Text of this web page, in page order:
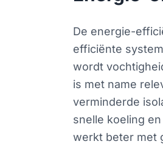
De energie-
efficiënte
wordt
is met name
verminderde
snelle koeling
werkt beter met